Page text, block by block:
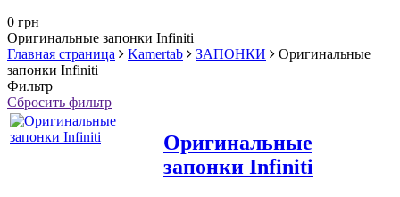
0 грн
Оригинальные запонки Infiniti
Главная страница
Kamertab ЗАПОНКИ
Оригинальные
запонки Infiniti
Фильтр
Сбросить фильтр
Оригинальные
запонки Infiniti